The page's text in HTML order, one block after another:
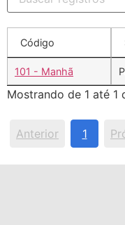
Código
101 - Manhã
Mostrando de 1 até 1
Anterior 1